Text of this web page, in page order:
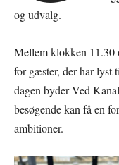
og udvalg.
Mellem klokken 11.30
for gæster, der har lyst
dagen byder Ved
besøgende kan få en
ambitioner.